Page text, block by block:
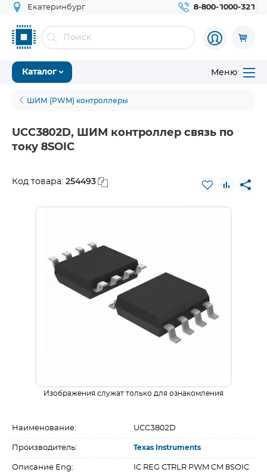
Екатеринбург 8-800-1000-321
Каталог Меню
ШИМ (PWM) контроллеры
UCC3802D, ШИМ контроллер связь по
току 8SOIC
Код товара: 254493
Изображения служат только для ознакомления
Наименование: UCC3802D
Производитель: Texas Instruments
Описание Eng: IC REG CTRLR PWM CM 8SOIC